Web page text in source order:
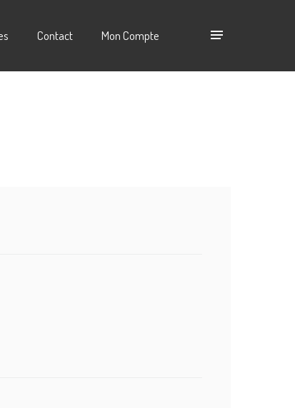
Contact Mon Compte